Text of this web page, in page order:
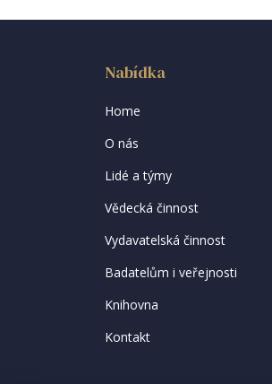
Nabídka
Home
O nás
Lidé a týmy
Vědecká činnost
Vydavatelská činnost
Badatelům i veřejnosti
Knihovna
Kontakt